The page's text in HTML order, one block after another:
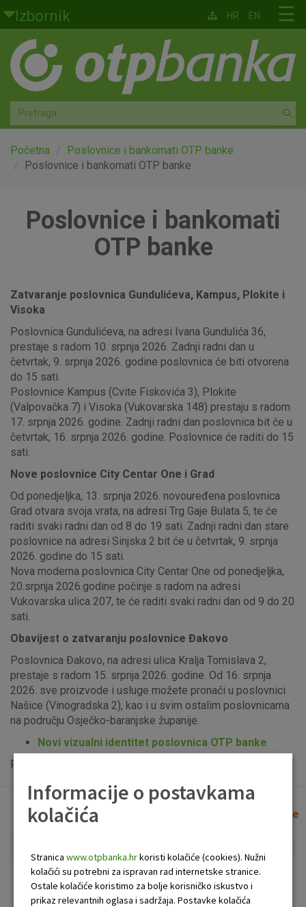
Skoči na glavni sadržaj
Izbornik
Građani
Privatno bankarstvo
Agro
Mala poduzeća i obrtnici
Globalna tržišta
☰
HR EN
Početna
Poslovnice i bankomati OTP banke
Poslovnice i bankomati OTP banke
Poslovnice i bankomati
OTP banke
Zatvaranje poslovnica Gundulićeva, Kampus, Plokite i
Visoka
Poslovnica Gundulićeva, na adresi Ivana Gundulića 36,
prestaje s radom 10. srpnja 2026. Zadnji radni dan u
četvrtak, 9. srpnja 2026. godine poslovnica će biti otvorena
do 15 sati.
Poslovnice Kampus (Cvite Fiskovića 3), Plokite
(Valpovačka 7) i Visoka (Vukovarska 148) prestaju s radom
17. srpnja 2026. godine. Zadnji radni dan poslovnica bit će u
četvrtak, 16. srpnja 2026. godine. Poslovnice će raditi do 15
sati.
Nove poslovnice City Centar One i Grad
Od ponedjeljka, 13. srpnja 2026. novouređena poslovnica
Grad otvara svoja vrata, na adresi Trg Gaje Bulata 5, te će
raditi svaki radni dan od 8 do 19 sati. Zadnji radni dan stare
poslovnice na adresi Sinjska 2 bit će u četvrtak, 9. srpnja
2026. godine do 15 sati.
Nova moderna poslovnica City Centar One od ponedjeljka,
20.srpnja 2026.godine počinje s radom na adresi
Vukovarska ulica 207, te će raditi svaki radni dan od 9 do 20
sati.
Obavijest o zatvaranju poslovnice Đakovo
Poslovnica Đakovo, na adresi ulica Kralja Tomislava 2,
prestaje s radom 15. srpnja 2026. godine. Od 16. srpnja
2026. sve proizvode i usluge možete pronaći u poslovnici
Našice (Vinogradska 2), kao i u svim ostalim poslovnicama
na području Osječko-baranjske županije.
Novi vizualni identitet poslovnica OTP banke
Popis uplatno-isplatnih bankomata možete vidjeti
Lista poslovnica i bankomata Očisti filtere
Bankomat Poslovnica
Informacije o postavkama
kolačića
Stranica www.otpbanka.hrkoristi kolačiće (cookies). Nužni
kolačići su potrebni za ispravan rad internetske stranice.
Ostale kolačiće koristimo za bolje korisničko iskustvo i
prikaz relevantnih oglasa i sadržaja. Postavke kolačića